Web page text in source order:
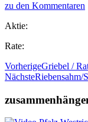
zu den Kommentaren
Aktie:
Rate:
VorherigeGriebel /
NächsteRiebensahm/